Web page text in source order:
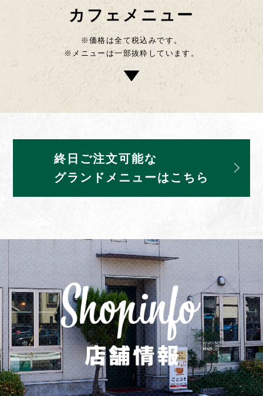
カフェメニュー
※価格は全て税込みです。
※メニューは一部抜粋しています。
終日ご注文可能な
グランドメニューはこちら